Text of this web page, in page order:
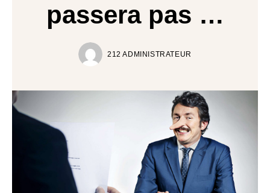
passera pas …
212 ADMINISTRATEUR